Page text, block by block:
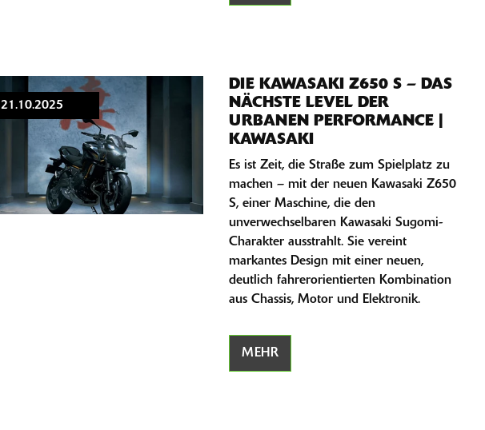
21.10.2025
DIE KAWASAKI Z650 S – DAS
NÄCHSTE LEVEL DER
URBANEN PERFORMANCE |
KAWASAKI
Es ist Zeit, die Straße zum Spielplatz zu
machen – mit der neuen Kawasaki Z650
S, einer Maschine, die den
unverwechselbaren Kawasaki Sugomi-
Charakter ausstrahlt. Sie vereint
markantes Design mit einer neuen,
deutlich fahrerorientierten Kombination
aus Chassis, Motor und Elektronik.
MEHR